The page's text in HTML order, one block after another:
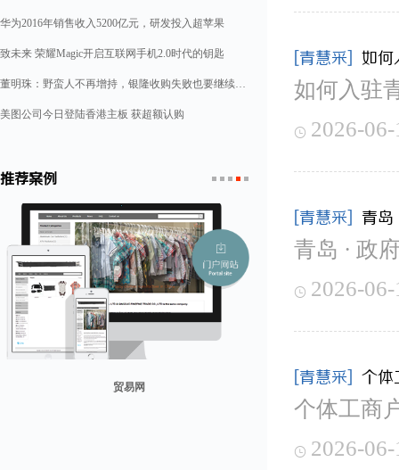
华为2016年销售收入5200亿元，研发投入超苹果
致未来 荣耀Magic开启互联网手机2.0时代的钥匙
董明珠：野蛮人不再增持，银隆收购失败也要继续造格力汽车
美图公司今日登陆香港主板 获超额认购
推荐案例
贸易网
1 2
[青慧采] 如何
如何入驻
 2026-
[青慧采] 青
青岛 · 政
 2026-
[青慧采] 个体
个体工商
 2026-